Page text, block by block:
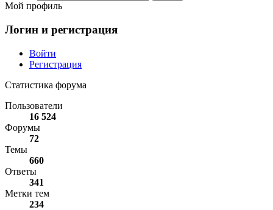
Мой профиль
Логин и регистрация
Войти
Регистрация
Статистика форума
Пользователи
16 524
Форумы
72
Темы
660
Ответы
341
Метки тем
234